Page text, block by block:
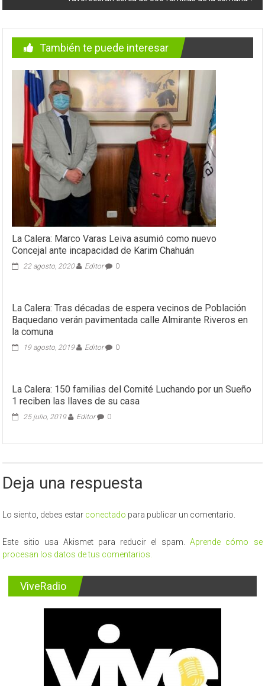
También te puede interesar
La Calera: Marco Varas Leiva asumió como nuevo
Concejal ante incapacidad de Karim Chahuán
22 agosto, 2020 Editor 0
La Calera: Tras décadas de espera vecinos de Población
Baquedano verán pavimentada calle Almirante Riveros en
la comuna
19 agosto, 2019 Editor 0
La Calera: 150 familias del Comité Luchando por un Sueño
1 reciben las llaves de su casa
25 julio, 2019 Editor 0
Deja una respuesta
Lo siento, debes estar conectado para publicar un comentario.
Este sitio usa Akismet para reducir el spam.Aprende cómo se
procesan los datos de tus comentarios.
ViveRadio